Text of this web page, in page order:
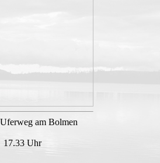
am Bolmen
17.33 Uhr